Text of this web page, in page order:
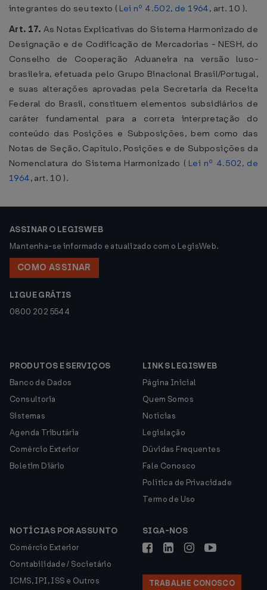
integrantes do seu texto ( Lei nº 4.502, de 1964, art. 10 ).
Art. 17. As Notas Explicativas do Sistema Harmonizado de
Designação e de Codificação de Mercadorias - NESH, do
Conselho de Cooperação Aduaneira na versão luso-
brasileira, efetuada pelo Grupo Binacional Brasil/Portugal,
e suas alterações aprovadas pela Secretaria da Receita
Federal do Brasil, constituem elementos subsidiários de
caráter fundamental para a correta interpretação do
conteúdo das Posições e Subposições, bem como das
Notas de Seção, Capítulo, Posições e de Subposições da
Nomenclatura do Sistema Harmonizado ( Lei nº 4.502, de
1964, art. 10 ).
ASSINAR O LEGISWEB
Mantenha-se informado e atualizado com o LegisWeb.
COMO ASSINAR
LIGUE GRÁTIS
0800 202 5544
PRODUTOS E SERVIÇOS
Banco de Dados
Consultoria
Sistemas
Agenda Tributária
Comércio Exterior
Boletim Diário
LINKS LEGISWEB
Página Inicial
Quem Somos
Notícias
Legislação
Dúvidas Frequentes
Fale Conosco
Política de Privacidade
Termo de Uso
NOTÍCIAS POR ASSUNTO
Comércio Exterior
Contabilidade / Societário
ICMS, IPI, ISS e Outros
SIGA-NOS
TRABALHE CONOSCO